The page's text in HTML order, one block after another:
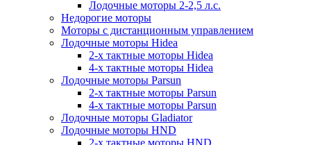
Лодочные моторы 2-2,5 л.с.
Недорогие моторы
Моторы с дистанционным управлением
Лодочные моторы Hidea
2-х тактные моторы Hidea
4-х тактные моторы Hidea
Лодочные моторы Parsun
2-х тактные моторы Parsun
4-х тактные моторы Parsun
Лодочные моторы Gladiator
Лодочные моторы HND
2-х тактные моторы HND